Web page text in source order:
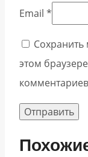
Email *
Сохранить
этом